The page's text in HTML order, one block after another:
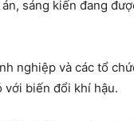
sáng kiến đang
nghiệp và các tổ
với biến đổi khí hậu.